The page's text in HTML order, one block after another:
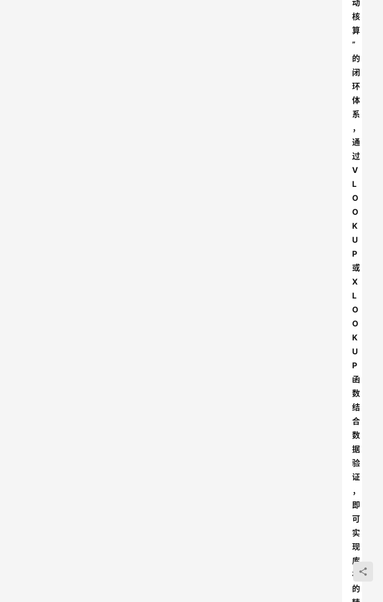
动
核
算
”
的
闭
环
体
系
，
通
过
V
L
O
O
K
U
P
或
X
L
O
O
K
U
P
函
数
结
合
数
据
验
证
，
即
可
实
现
库
存
的